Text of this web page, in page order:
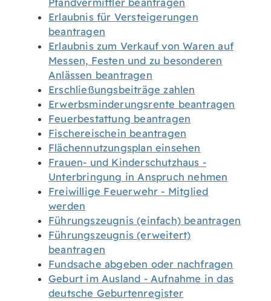
Pfandvermittler beantragen
Erlaubnis für Versteigerungen
beantragen
Erlaubnis zum Verkauf von Waren auf
Messen, Festen und zu besonderen
Anlässen beantragen
Erschließungsbeiträge zahlen
Erwerbsminderungsrente beantragen
Feuerbestattung beantragen
Fischereischein beantragen
Flächennutzungsplan einsehen
Frauen- und Kinderschutzhaus -
Unterbringung in Anspruch nehmen
Freiwillige Feuerwehr - Mitglied
werden
Führungszeugnis (einfach) beantragen
Führungszeugnis (erweitert)
beantragen
Fundsache abgeben oder nachfragen
Geburt im Ausland - Aufnahme in das
deutsche Geburtenregister